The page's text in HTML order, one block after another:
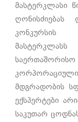
მასტერკლასი
ღონისძიებას
კონკურსის
მდგრადობის
ექსპერტები
საკუთარ